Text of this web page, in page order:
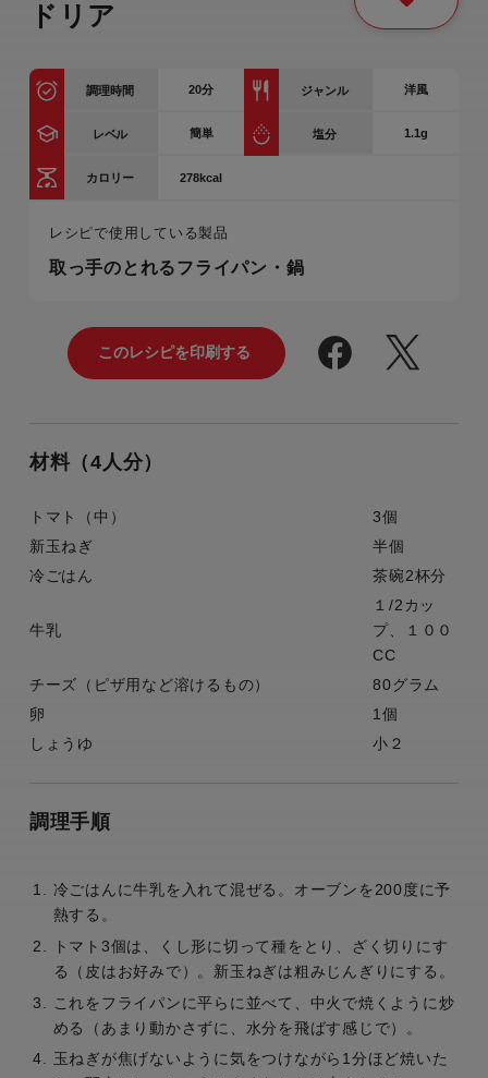
ドリア
調理時間 20分 ジャンル 洋風
レベル 簡単 塩分 1.1g
カロリー 278kcal
レシピで使用している製品
取っ手のとれるフライパン・鍋
材料（4人分）
トマト（中）
3個
新玉ねぎ
半個
冷ごはん
茶碗2杯分
牛乳
１/2カッ
プ、１００
CC
チーズ（ピザ用など溶けるもの）
80グラム
卵
1個
しょうゆ
小２
調理手順
冷ごはんに牛乳を入れて混ぜる。オーブンを200度に予
熱する。
トマト3個は、くし形に切って種をとり、ざく切りにす
る（皮はお好みで）。新玉ねぎは粗みじんぎりにする。
これをフライパンに平らに並べて、中火で焼くように炒
める（あまり動かさずに、水分を飛ばす感じで）。
玉ねぎが焦げないように気をつけながら1分ほど焼いた